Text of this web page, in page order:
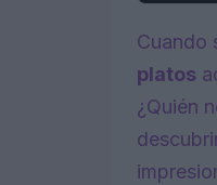
Cuando
platos
¿Quién